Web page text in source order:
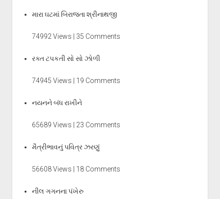
મારા ઘટમાં બિરાજતા શ્રીનાથજી
74992 Views | 35 Comments
રક્ત ટપકતી સો સો ઝોળી
74945 Views | 19 Comments
નયનને બંધ રાખીને
65689 Views | 23 Comments
મૈત્રીભાવનું પવિત્ર ઝરણું
56608 Views | 18 Comments
નીલ ગગનના પંખેરુ